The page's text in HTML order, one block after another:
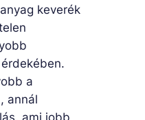
keverék
a
annál